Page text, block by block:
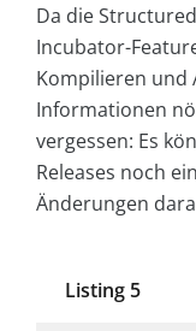
Da die
Incubator-
Kompilieren und
Informationen
vergessen: Es
Releases noch
Änderungen
Listing 5